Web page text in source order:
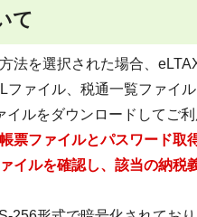
て
を選択された場合、
ァイル、税通一覧ファイル
ルをダウンロードしてご利
票ファイルとパスワード取
イルを確認し、該当の納税